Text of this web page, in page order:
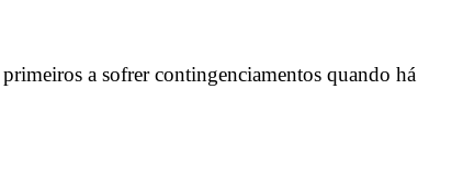
a sofrer contingenciamentos quando há